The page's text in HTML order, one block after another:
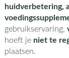
huidverbetering,
gebruikservaring,
hoeft je niet te
plaatsen.